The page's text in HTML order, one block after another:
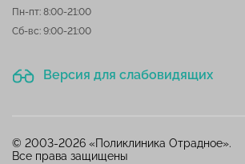
Пн-пт: 8:00-21:00
Сб-вс: 9:00-21:00
Версия для слабовидящих
© 2003-2026 «Поликлиника Отрадное».
Все права защищены